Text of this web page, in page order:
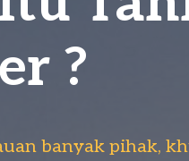
?
banyak pihak,